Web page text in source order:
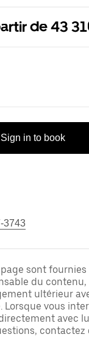
de 43
Sign in to book
3743
sont
du
ultérieur
vous
avec